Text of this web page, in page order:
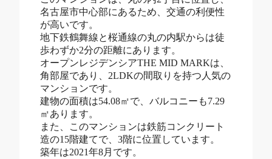
名古屋市中心部にあるため、交通の利便性
が高いです。
地下鉄鶴舞線と桜通線の丸の内駅からは徒
歩わずか2分の距離にあります。
オープンレジデンシアTHE MID MARKは、
角部屋であり、2LDKの間取りを持つ人気の
マンションです。
建物の面積は54.08㎡で、バルコニーも7.29
㎡あります。
また、このマンションは鉄筋コンクリート
造の15階建てで、3階に位置しています。
築年は2021年8月です。